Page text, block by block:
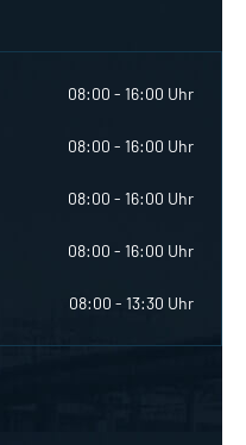
08:00 - 16:00 Uhr
08:00 - 16:00 Uhr
08:00 - 16:00 Uhr
08:00 - 16:00 Uhr
08:00 - 13:30 Uhr